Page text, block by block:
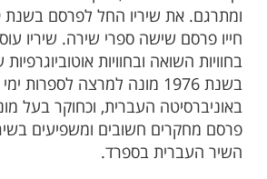
חייו פרסם שישה ספרי שירה. שיריו
בחוויות השואה ובחוויות
בשנת 1976 מונה למרצה לספרות
באוניברסיטה העברית, וכחוקר בעל
פרסם מחקרים חשובים ומשפיעים
השיר העברית בספרד.